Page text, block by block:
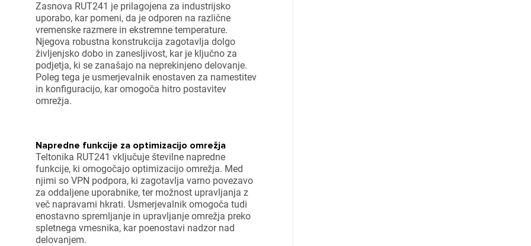
Zasnova RUT241 je prilagojena za industrijsko
uporabo, kar pomeni, da je odporen na različne
vremenske razmere in ekstremne temperature.
Njegova robustna konstrukcija zagotavlja dolgo
življenjsko dobo in zanesljivost, kar je ključno za
podjetja, ki se zanašajo na neprekinjeno delovanje.
Poleg tega je usmerjevalnik enostaven za namestitev
in konfiguracijo, kar omogoča hitro postavitev
omrežja.
Napredne funkcije za optimizacijo omrežja
Teltonika RUT241 vključuje številne napredne
funkcije, ki omogočajo optimizacijo omrežja. Med
njimi so VPN podpora, ki zagotavlja varno povezavo
za oddaljene uporabnike, ter možnost upravljanja z
več napravami hkrati. Usmerjevalnik omogoča tudi
enostavno spremljanje in upravljanje omrežja preko
spletnega vmesnika, kar poenostavi nadzor nad
delovanjem.